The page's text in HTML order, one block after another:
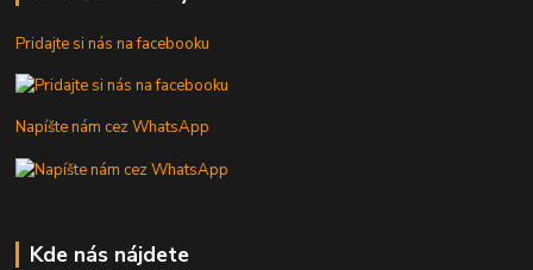
Pridajte si nás na facebooku
Napíšte nám cez WhatsApp
Kde nás nájdete